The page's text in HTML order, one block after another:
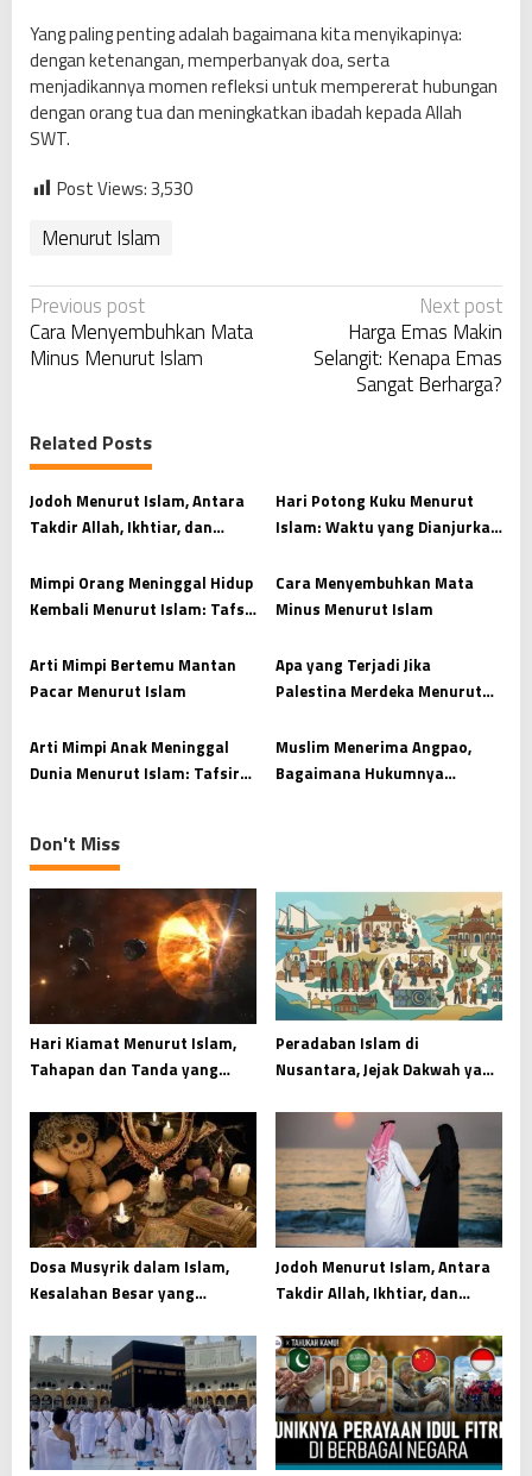
Yang paling penting adalah bagaimana kita menyikapinya:
dengan ketenangan, memperbanyak doa, serta
menjadikannya momen refleksi untuk mempererat hubungan
dengan orang tua dan meningkatkan ibadah kepada Allah
SWT.
Post Views:3,530
Menurut Islam
P
o
s
n
a
v
i
g
a
i
o
n
Previous post
Cara Menyembuhkan Mata
Minus Menurut Islam
Next post
Harga Emas Makin
Selangit: Kenapa Emas
Sangat Berharga?
Related Posts
Jodoh Menurut Islam, Antara
Takdir Allah, Ikhtiar, dan
Hari Potong Kuku Menurut
Islam: Waktu yang Dianjurkan
Mimpi Orang Meninggal Hidup
Kembali Menurut Islam: Tafsir
Cara Menyembuhkan Mata
Minus Menurut Islam
Arti Mimpi Bertemu Mantan
Pacar Menurut Islam
Apa yang Terjadi Jika
Palestina Merdeka Menurut
Arti Mimpi Anak Meninggal
Dunia Menurut Islam: Tafsir
Muslim Menerima Angpao,
Bagaimana Hukumnya
Don't Miss
Hari Kiamat Menurut Islam,
Tahapan dan Tanda yang
Peradaban Islam di
Nusantara, Jejak Dakwah yang
Dosa Musyrik dalam Islam,
Kesalahan Besar yang
Hati
Jodoh Menurut Islam, Antara
Takdir Allah, Ikhtiar, dan